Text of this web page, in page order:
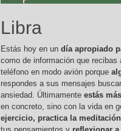
Libra
Estás hoy en un día apropiado
como de información que
teléfono en modo avión porque
respondes a sus mensajes
ansiedad. Últimamente estás
en concreto, sino con la vida en
ejercicio, practica la